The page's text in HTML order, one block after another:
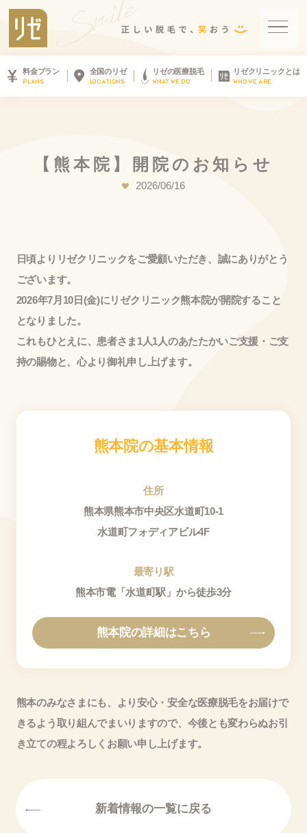
料金プラン
PLANS
全国のリゼ
LOCATIONS
リゼの医療脱毛
WHAT WE DO
リゼクリニックとは
WHO WE ARE
【 熊 本 院 】 開 院の お知 ら せ
2026/06/16
日頃よりリゼクリニックをご愛顧いただき、誠にありがとう
ございます。
2026年7月10日(金)にリゼクリニック熊本院が開院すること
となりました。
これもひとえに、患者さま1人1人のあたたかいご支援・ご支
持の賜物と、心より御礼申し上げます。
熊本院の基本情報
住所
熊本県熊本市中央区水道町10-1
水道町フォディアビル4F
最寄り駅
熊本市電「水道町駅」から徒歩3分
熊本院の詳細はこちら
熊本のみなさまにも、より安心・安全な医療脱毛をお届けで
きるよう取り組んでまいりますので、今後とも変わらぬお引
き立ての程よろしくお願い申し上げます。
新着情報の一覧に戻る